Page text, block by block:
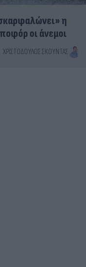
η
οι άνεμοι
ΧΡΙΣΤΌΔΟΥΛΟΣ ΣΚΟΎΝΤΑΣ